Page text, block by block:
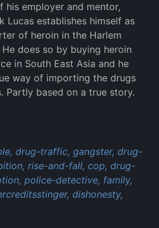
his employer and mentor,
Lucas establishes himself as
of heroin in the Harlem
does so by buying heroin
in South East Asia and he
way of importing the drugs
Partly based on a true story.
drug-traffic, gangster, drug-
rise-and-fall, cop, drug-
police-detective, family,
dishonesty,